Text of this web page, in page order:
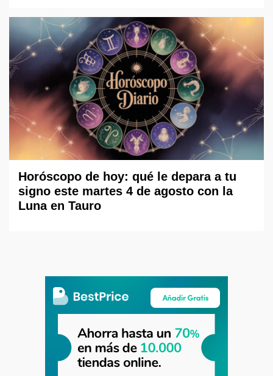
Horóscopo de hoy: qué le depara a tu
signo este martes 4 de agosto con la
Luna en Tauro